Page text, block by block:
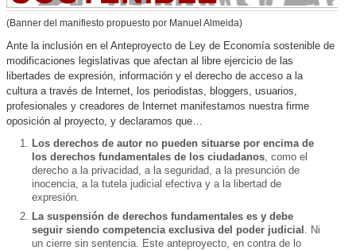
(Banner del manifiesto propuesto por Manuel Almeida)
Ante la inclusión en el Anteproyecto de Ley de Economía sostenible de
modificaciones legislativas que afectan al libre ejercicio de las
libertades de expresión, información y el derecho de acceso a la
cultura a través de Internet, los periodistas, bloggers, usuarios,
profesionales y creadores de Internet manifestamos nuestra firme
oposición al proyecto, y declaramos que…
Los derechos de autor no pueden situarse por encima de
los derechos fundamentales de los ciudadanos, como el
derecho a la privacidad, a la seguridad, a la presunción de
inocencia, a la tutela judicial efectiva y a la libertad de
expresión.
La suspensión de derechos fundamentales es y debe
seguir siendo competencia exclusiva del poder judicial . Ni
un cierre sin sentencia. Este anteproyecto, en contra de lo